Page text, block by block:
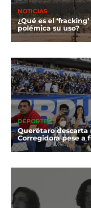
NOTICIAS
¿Qué es el
polémica su uso?
DEPORTES
Querétaro descarta
Corregidora pese a